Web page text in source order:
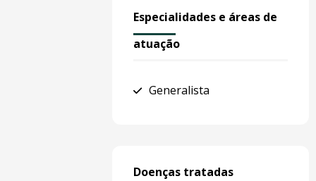
Especialidades e áreas de
atuação
Generalista
Doenças tratadas